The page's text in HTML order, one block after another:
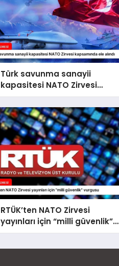
Türk savunma sanayii
kapasitesi NATO Zirvesi
kapsamında ele alındı
RTÜK’ten NATO Zirvesi
yayınları için “milli güvenlik”
vurgusu